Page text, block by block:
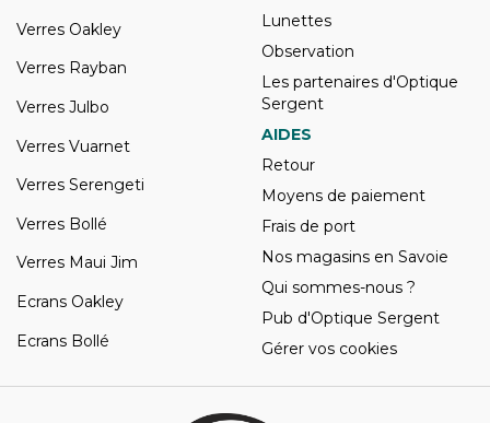
Verres Oakley
Verres Rayban
Verres Julbo
Verres Vuarnet
Verres Serengeti
Verres Bollé
Verres Maui Jim
Ecrans Oakley
Ecrans Bollé
Lunettes
Observation
Les partenaires d'Optique
Sergent
AIDES
Retour
Moyens de paiement
Frais de port
Nos magasins en Savoie
Qui sommes-nous ?
Pub d'Optique Sergent
Gérer vos cookies